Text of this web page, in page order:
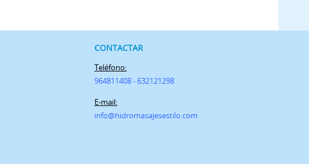
CONTACTAR
Teléfono:
964811408 - 632121298
E-mail:
info@hidromasajesestilo.com